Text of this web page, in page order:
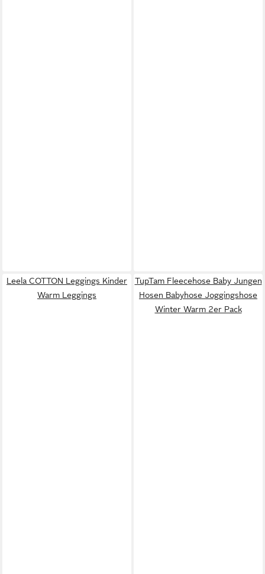
Leela COTTON Leggings Kinder
Warm Leggings
TupTam Fleecehose Baby Jungen
Hosen Babyhose Joggingshose
Winter Warm 2er Pack